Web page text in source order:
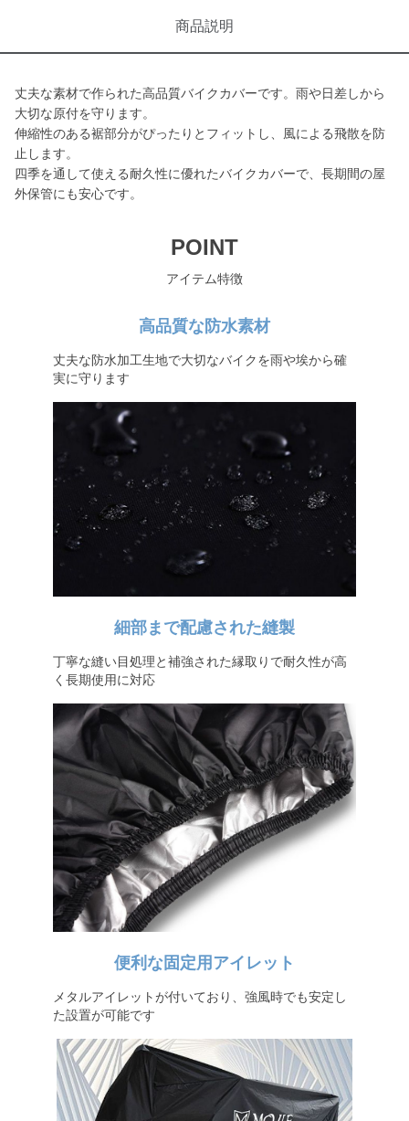
商品説明
丈夫な素材で作られた高品質バイクカバーです。雨や日差しから
大切な原付を守ります。
伸縮性のある裾部分がぴったりとフィットし、風による飛散を防
止します。
四季を通して使える耐久性に優れたバイクカバーで、長期間の屋
外保管にも安心です。
POINT
アイテム特徴
高品質な防水素材
丈夫な防水加工生地で大切なバイクを雨や埃から確
実に守ります
細部まで配慮された縫製
丁寧な縫い目処理と補強された縁取りで耐久性が高
く長期使用に対応
便利な固定用アイレット
メタルアイレットが付いており、強風時でも安定し
た設置が可能です